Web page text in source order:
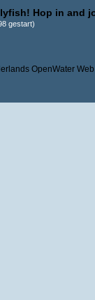
Hop in and
gestart)
OpenWater